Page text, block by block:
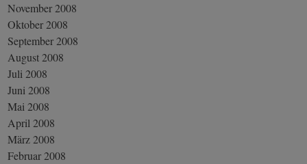
November 2008
Oktober 2008
September 2008
August 2008
Juli 2008
Juni 2008
Mai 2008
April 2008
März 2008
Februar 2008